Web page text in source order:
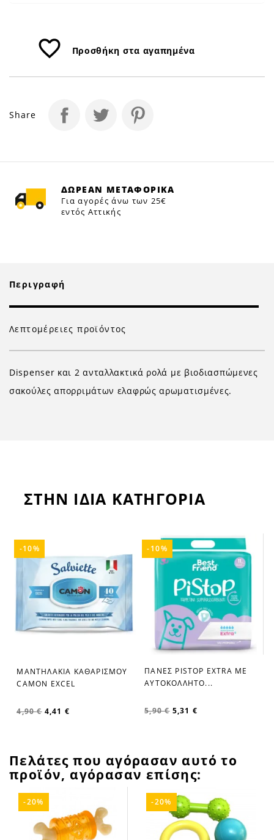
favorite_border Προσθήκη στα αγαπημένα
Share
ΔΩΡΕΑΝ ΜΕΤΑΦΟΡΙΚΑ
Για αγορές άνω των 25€
εντός Αττικής
Περιγραφή
Λεπτομέρειες προϊόντος
Dispenser και 2ανταλλακτικά ρολά με βιοδιασπώμενες
σακούλεςαπορριμάτων ελαφρώςαρωματισμένες.
ΣΤΗΝ ΙΔΙΑ ΚΑΤΗΓΟΡΙΑ
favorite_border
ΜΑΝΤΗΛΑΚΙΑ ΚΑΘΑΡΙΣΜΟΥ
CAMON EXCEL
4,90 € 4,41 €
-10%
favorite_border
ΠΑΝΕΣ PISTOP EXTRA ΜΕ
ΑΥΤΟΚΟΛΛΗΤΟ...
5,90 € 5,31 €
-10%
Πελάτες που αγόρασαν αυτό το
προϊόν, αγόρασαν επίσης:
-20% -20%